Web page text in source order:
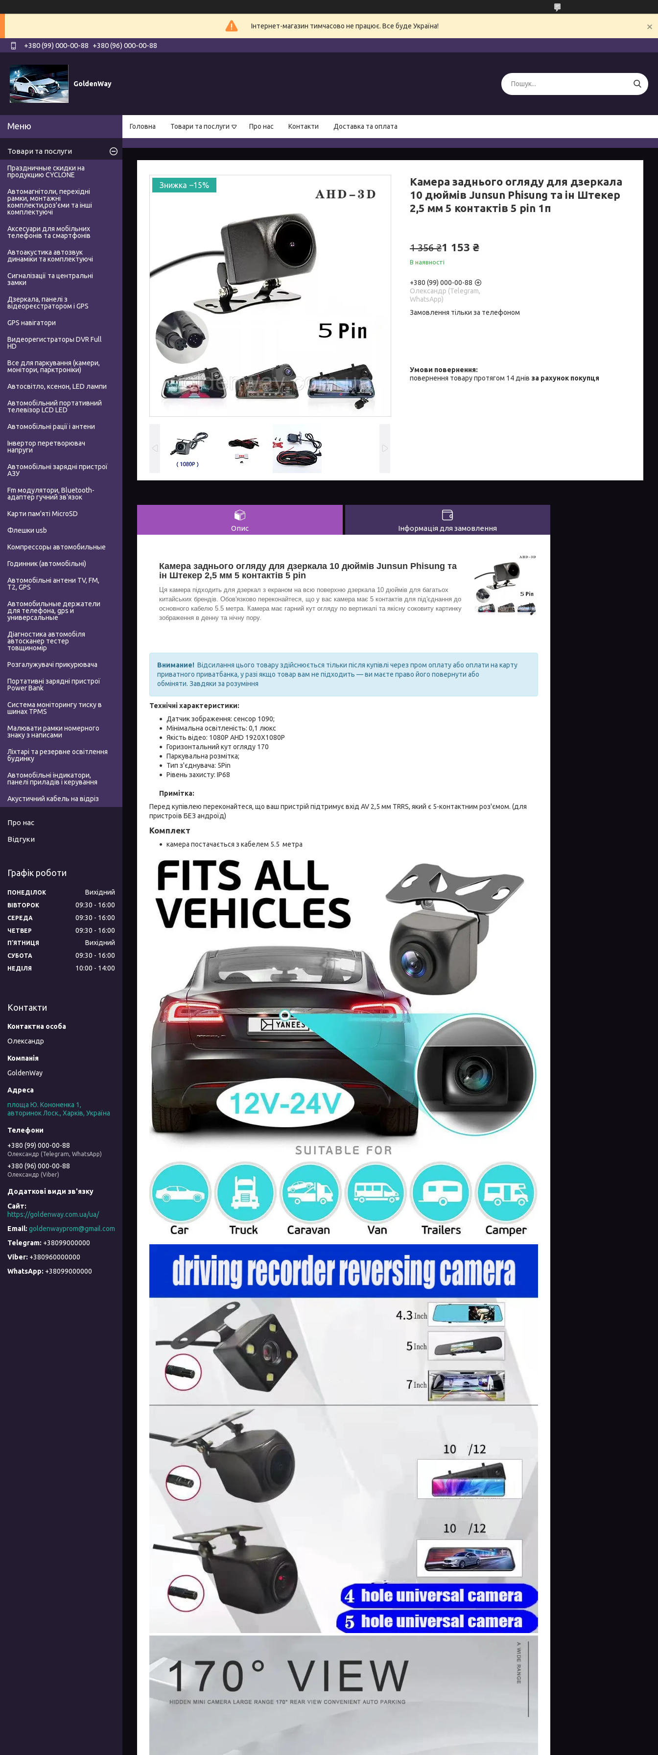
Інтернет-магазин тимчасово не працює. Все буде Україна!
+380 (99) 000-00-88 +380 (96) 000-00-88
GoldenWay
Головна Товари та послуги Про нас Контакти Доставка та оплата
–15%
Камера заднього огляду для дзеркала
10 дюймів Junsun Phisung та ін Штекер
2,5 мм 5 контактів 5 pin 1п
1 356 ₴1 153 ₴
В наявності
+380 (99) 000-00-88
Олександр (Telegram,
WhatsApp)
Замовлення тільки за телефоном
повернення товару протягом 14 днів за рахунок покупця
Опис Інформація для замовлення
Камера заднього огляду для дзеркала 10 дюймів Junsun Phisung та
ін Штекер 2,5 мм 5 контактів 5 pin
Ця камера підходить для дзеркал з екраном на всю поверхню дзеркала 10 дюймів для багатьох
китайських брендів. Обов'язково переконайтеся, що у вас камера має 5 контактів для під'єднання до
основного кабелю 5.5 метра. Камера має гарний кут огляду по вертикалі та якісну соковиту картинку
зображення в денну та нічну пору.
Внимание! Відсилання цього товару здійснюється тільки після купівлі через пром оплату або оплати на карту
приватного приватбанка, у разі якщо товар вам не підходить — ви маєте право його повернути або
обміняти. Завдяки за розуміння
Технічні характеристики:
Датчик зображення: сенсор 1090;
Мінімальна освітленість: 0,1 люкс
Якість відео: 1080P AHD 1920X1080P
Горизонтальний кут огляду 170
Паркувальна розмітка;
Тип з'єднувача: 5Pin
Рівень захисту: IP68
Примітка:
Перед купівлею переконайтеся, що ваш пристрій підтримує вхід AV 2,5 мм TRRS, який є 5-контактним роз'ємом. (для
пристроїв БЕЗ андроїд)
Комплект
камера постачається з кабелем 5.5 метра
Товари та послуги
Праздничные скидки на
продукцию CYCLONE
Автомагнітоли, перехідні
рамки, монтажні
комплекти,роз'єми та інші
комплектуючі
Аксесуари для мобільних
телефонів та смартфонів
Автоакустика автозвук
динаміки та комплектуючі
Сигналізації та центральні
замки
Дзеркала, панелі з
відеореєстратором і GPS
GPS навігатори
Видеорегистраторы DVR Full
HD
Все для паркування (камери,
монітори, парктроніки)
Автосвітло, ксенон, LED лампи
Автомобільний портативний
телевізор LCD LED
Автомобільні рації і антени
Інвертор перетворювач
напруги
Автомобільні зарядні пристрої
АЗУ
Fm модулятори, Bluetooth-
адаптер гучний зв'язок
Карти пам'яті MicroSD
Флешки usb
Компрессоры автомобильные
Годинник (автомобільні)
Автомобільні антени TV, FM,
T2, GPS
Автомобильные держатели
для телефона, gps и
универсальные
Діагностика автомобіля
автосканер тестер
товщиномір
Розгалужувачі прикурювача
Портативні зарядні пристрої
Power Bank
Система моніторингу тиску в
шинах TPMS
Малювати рамки номерного
знаку з написами
Ліхтарі та резервне освітлення
будинку
Автомобільні індикатори,
панелі приладів і керування
Акустичний кабель на відріз
Про нас
Відгуки
Графік роботи
ПОНЕДІЛОК Вихідний
ВІВТОРОК 09:30 16:00
СЕРЕДА 09:30 16:00
ЧЕТВЕР 09:30 16:00
ПʼЯТНИЦЯ Вихідний
СУБОТА 09:30 16:00
НЕДІЛЯ 10:00 14:00
Контакти
Олександр
GoldenWay
площа Ю. Кононенка 1,
авторинок Лоск., Харків, Україна
+380 (99) 000-00-88
Олександр (Telegram, WhatsApp)
+380 (96) 000-00-88
Олександр (Viber)
https://goldenway.com.ua/ua/
goldenwayprom@gmail.com
+38099000000
+380960000000
+38099000000